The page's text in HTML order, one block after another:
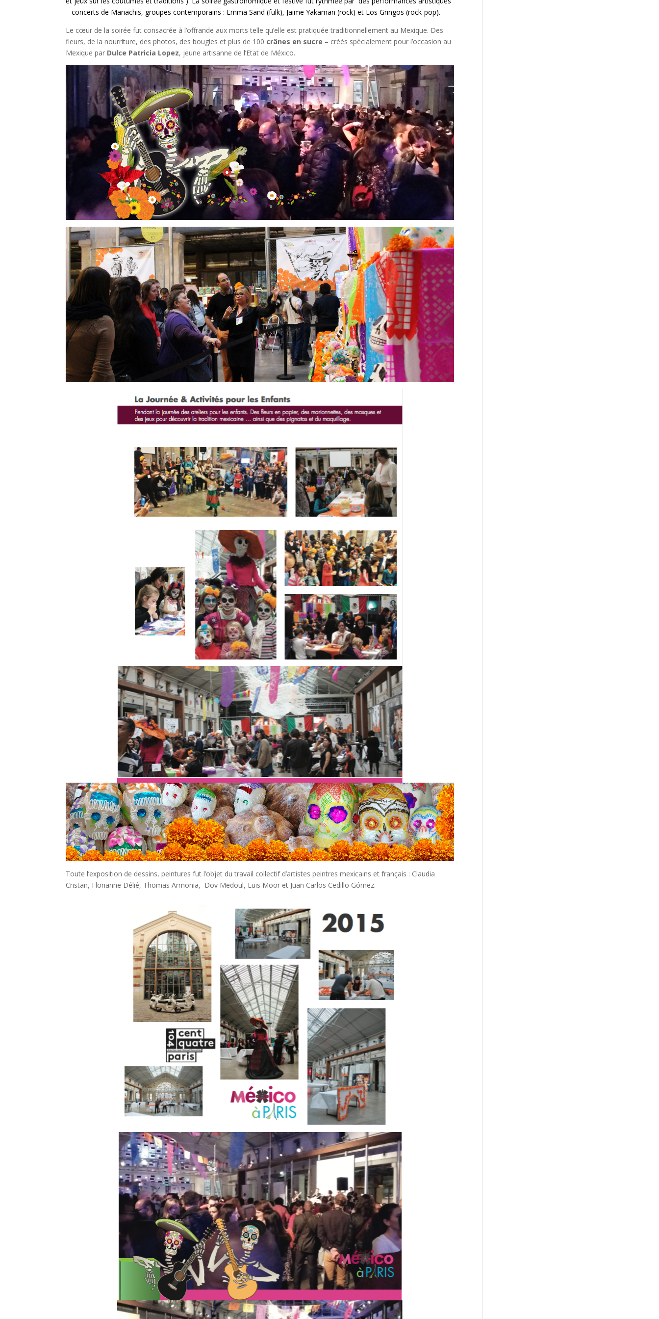
– concerts de Mariachis, groupes contemporains : Emma Sand (fulk), Jaime Yakaman (rock) et Los Gringos (rock-pop).
Le cœur de la soirée fut consacrée à l’offrande aux morts telle qu’elle est pratiquée traditionnellement au Mexique. Des
fleurs, de la nourriture, des photos, des bougies et plus de 100 crânes en sucre – créés spécialement pour l’occasion au
Mexique par Dulce Patricia Lopez, jeune artisanne de l’Etat de México.
Toute l’exposition de dessins, peintures fut l’objet du travail collectif d’artistes peintres mexicains et français : Claudia
Cristan, Florianne Délié, Thomas Armonia, Dov Medoul, Luis Moor et Juan Carlos Cedillo Gómez.